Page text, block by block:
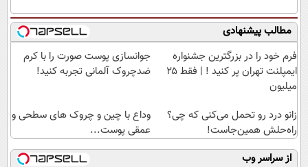
مطالب پیشنهادی
فرم خود را در بزرگترین جشنواره
ایمپلنت تهران پر کنید ! | فقط ۲۵
میلیون
جوانسازی پوست صورت را با کرم
ضدچروک آلمانی تجربه کنید!
زانو درد رو تحمل می‌کنی که چی؟
راه‌حلش همین‌جاست!
وداع با چین و چروک های سطحی و
عمقی پوست...
از سراسر وب